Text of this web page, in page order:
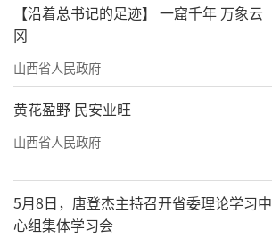
【沿着总书记的足迹】 一窟千年 万象云
冈
山西省人民政府
黄花盈野 民安业旺
山西省人民政府
5月8日，唐登杰主持召开省委理论学习中
心组集体学习会